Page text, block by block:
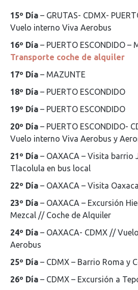
15º Día – GRUTAS- CDMX-
Vuelo interno Viva Aerobus
16º Día – PUERTO ESCONDIDO –
Transporte coche de alquiler
17º Día – MAZUNTE
18º Día – PUERTO ESCONDIDO
19º Día – PUERTO ESCONDIDO
20º Día – PUERTO ESCONDIDO-
Vuelo interno Viva Aerobus y
21º Día – OAXACA – Visita barrio
Tlacolula en bus local
22º Día – OAXACA – Visita
23º Día – OAXACA – Excursión
Mezcal // Coche de Alquiler
24º Día – OAXACA- CDMX //
Aerobus
25º Día – CDMX – Barrio Roma y
26º Día – CDMX – Excursión a